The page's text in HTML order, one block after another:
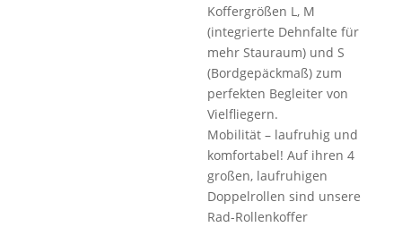
Koffergrößen L, M
(integrierte Dehnfalte für
mehr Stauraum) und S
(Bordgepäckmaß) zum
perfekten Begleiter von
Vielfliegern.
Mobilität – laufruhig und
komfortabel! Auf ihren 4
großen, laufruhigen
Doppelrollen sind unsere
Rad-Rollenkoffer